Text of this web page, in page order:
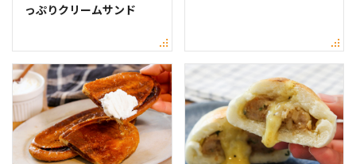
っぷりクリームサンド